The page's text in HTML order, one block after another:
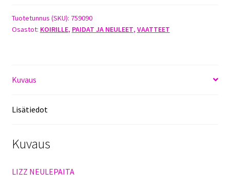
HARMAA
RUUDULLINEN
Tuotetunnus (SKU): 759090
Osastot: KOIRILLE, PAIDAT JA NEULEET, VAATTEET
Kuvaus
Lisätiedot
Kuvaus
LIZZ NEULEPAITA